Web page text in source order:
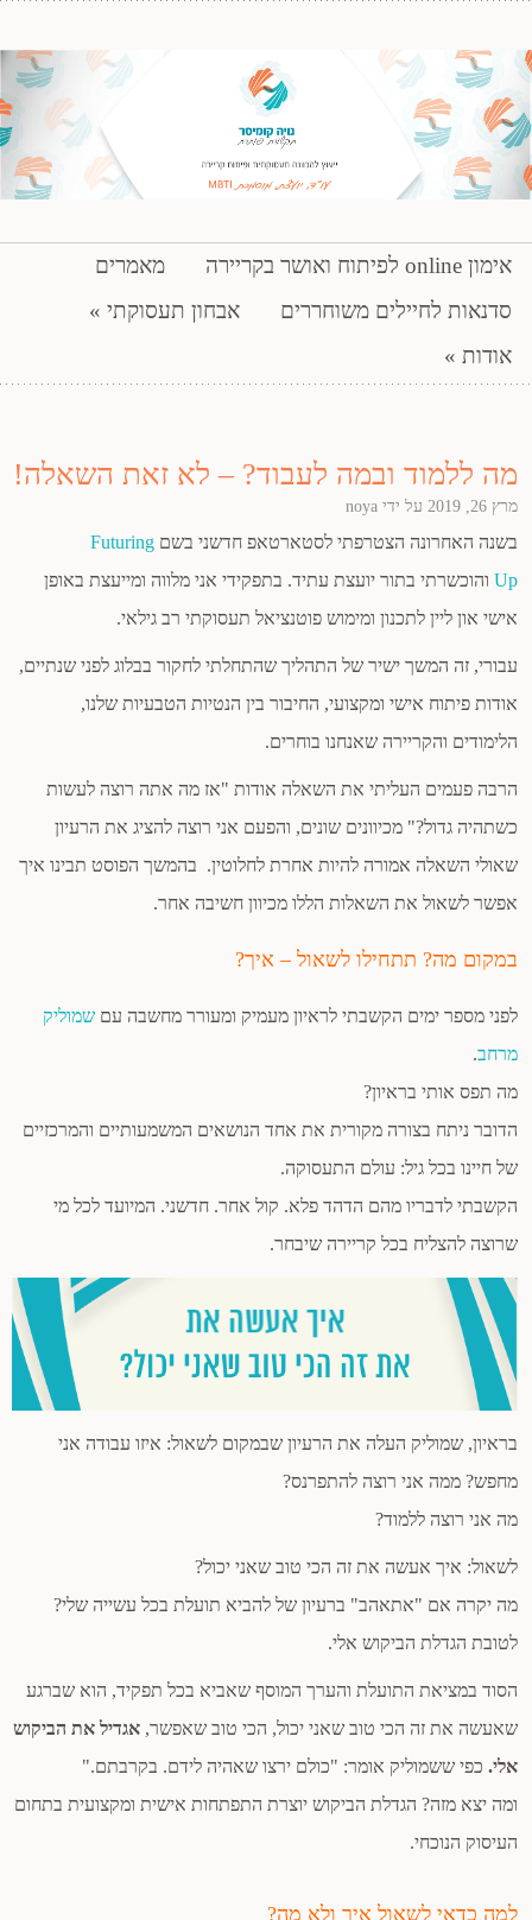
נויה קומיסר – תקשורת פותרת
דילוג לתוכן
אימון online לפיתוח ואושר בקריירה
מאמרים
סדנאות לחיילים משוחררים
אבחון תעסוקתי
אודות
מה ללמוד ובמה לעבוד? – לא זאת השאלה!
מרץ 26, 2019 על ידי noya
בשנה האחרונה הצטרפתי לסטארטאפ חדשני בשם Futuring
Up והוכשרתי בתור יועצת עתיד. בתפקידי אני מלווה ומייעצת באופן
אישי און ליין לתכנון ומימוש פוטנציאל תעסוקתי רב גילאי.
עבורי, זה המשך ישיר של התהליך שהתחלתי לחקור בבלוג לפני שנתיים,
אודות פיתוח אישי ומקצועי, החיבור בין הנטיות הטבעיות שלנו,
הלימודים והקריירה שאנחנו בוחרים.
הרבה פעמים העליתי את השאלה אודות "אז מה אתה רוצה לעשות
כשתהיה גדול?" מכיוונים שונים, והפעם אני רוצה להציג את הרעיון
שאולי השאלה אמורה להיות אחרת לחלוטין. בהמשך הפוסט תבינו איך
אפשר לשאול את השאלות הללו מכיוון חשיבה אחר.
במקום מה? תתחילו לשאול – איך?
לפני מספר ימים הקשבתי לראיון מעמיק ומעורר מחשבה עם שמוליק
מרחב.
מה תפס אותי בראיון?
הדובר ניתח בצורה מקורית את אחד הנושאים המשמעותיים והמרכזיים
של חיינו בכל גיל: עולם התעסוקה.
הקשבתי לדבריו מהם הדהד פלא. קול אחר. חדשני. המיועד לכל מי
שרוצה להצליח בכל קריירה שיבחר.
בראיון, שמוליק העלה את הרעיון שבמקום לשאול: איזו עבודה אני
מחפש? ממה אני רוצה להתפרנס?
מה אני רוצה ללמוד?
לשאול: איך אעשה את זה הכי טוב שאני יכול?
מה יקרה אם "אתאהב" ברעיון של להביא תועלת בכל עשייה שלי?
לטובת הגדלת הביקוש אלי.
הסוד במציאת התועלת והערך המוסף שאביא בכל תפקיד, הוא שברגע
שאעשה את זה הכי טוב שאני יכול, הכי טוב שאפשר, אגדיל את הביקוש
אלי. כפי ששמוליק אומר: "כולם ירצו שאהיה לידם. בקרבתם."
ומה יצא מזה? הגדלת הביקוש יוצרת התפתחות אישית ומקצועית בתחום
העיסוק הנוכחי.
למה כדאי לשאול איך ולא מה?